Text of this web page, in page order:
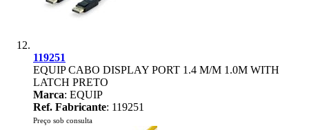
119251
EQUIP CABO DISPLAY PORT 1.4 M/M 1.0M WITH
LATCH PRETO
Marca: EQUIP
Ref. Fabricante: 119251
Preço sob consulta